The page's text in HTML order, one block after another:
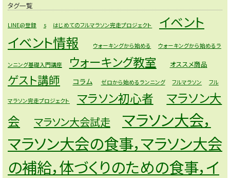
タグ一覧
LINE@登録 s はじめてのフルマラソン完走プロジェクト
イベント
イベント情報
ウォーキングから始める ウォーキングから始めるラ
ンニング基礎入門講座 ウォーキング教室 オススメ商品
ゲスト講師 コラム ゼロから始めるランニング フルマラソン フル
マラソン完走プロジェクト マラソン初心者
マラソン大
会
マラソン大会試走
マラソン大会，
マラソン大会の食事，マラソン大会
の補給，体づくりのための食事，イ